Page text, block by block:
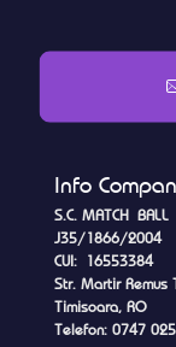
Info
S.C. MATCH BALL
J35/1866/2004
CUI: 16553384
Str. Martir Remus
Timisoara, RO
Telefon: 0747